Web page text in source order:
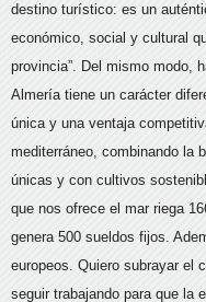
destino turístico: es un
económico, social y cultural
provincia”. Del mismo modo,
Almería tiene un carácter
única y una ventaja
mediterráneo, combinando la
únicas y con cultivos
que nos ofrece el mar riega
genera 500 sueldos fijos.
europeos. Quiero subrayar el
seguir trabajando para que la